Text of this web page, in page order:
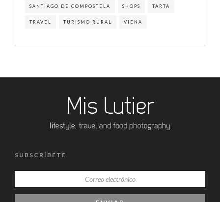
SANTIAGO DE COMPOSTELA SHOPS TARTA
TRAVEL TURISMO RURAL VIENA
SUBSCRÍBETE